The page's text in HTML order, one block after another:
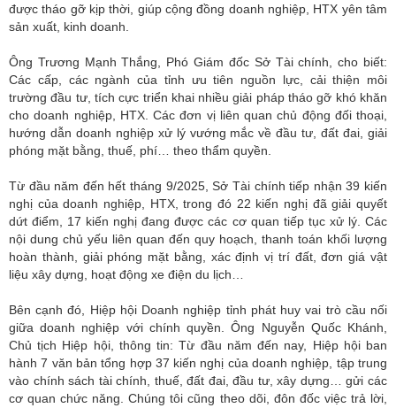
được tháo gỡ kịp thời, giúp cộng đồng doanh nghiệp, HTX yên tâm
sản xuất, kinh doanh.
Ông Trương Mạnh Thắng, Phó Giám đốc Sở Tài chính, cho biết:
Các cấp, các ngành của tỉnh ưu tiên nguồn lực, cải thiện môi
trường đầu tư, tích cực triển khai nhiều giải pháp tháo gỡ khó khăn
cho doanh nghiệp, HTX. Các đơn vị liên quan chủ động đối thoại,
hướng dẫn doanh nghiệp xử lý vướng mắc về đầu tư, đất đai, giải
phóng mặt bằng, thuế, phí… theo thẩm quyền.
Từ đầu năm đến hết tháng 9/2025, Sở Tài chính tiếp nhận 39 kiến
nghị của doanh nghiệp, HTX, trong đó 22 kiến nghị đã giải quyết
dứt điểm, 17 kiến nghị đang được các cơ quan tiếp tục xử lý. Các
nội dung chủ yếu liên quan đến quy hoạch, thanh toán khối lượng
hoàn thành, giải phóng mặt bằng, xác định vị trí đất, đơn giá vật
liệu xây dựng, hoạt động xe điện du lịch…
Bên cạnh đó, Hiệp hội Doanh nghiệp tỉnh phát huy vai trò cầu nối
giữa doanh nghiệp với chính quyền. Ông Nguyễn Quốc Khánh,
Chủ tịch Hiệp hội, thông tin: Từ đầu năm đến nay, Hiệp hội ban
hành 7 văn bản tổng hợp 37 kiến nghị của doanh nghiệp, tập trung
vào chính sách tài chính, thuế, đất đai, đầu tư, xây dựng… gửi các
cơ quan chức năng. Chúng tôi cũng theo dõi, đôn đốc việc trả lời,